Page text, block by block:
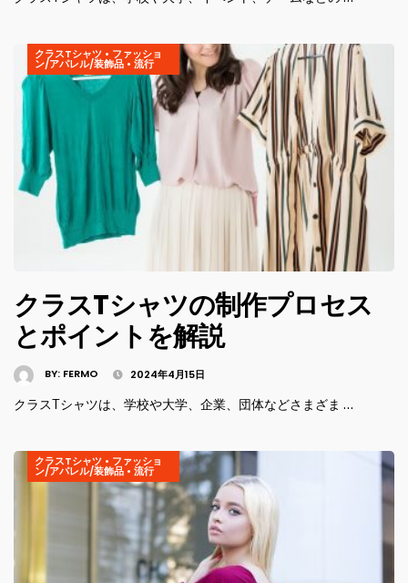
クラスTシャツ • ファッショ
ン/アパレル/装飾品 • 流行
クラスTシャツの制作プロセス
とポイントを解説
BY: FERMO 2024年4月15日
クラスTシャツは、学校や大学、企業、団体などさまざま …
クラスTシャツ • ファッショ
ン/アパレル/装飾品 • 流行